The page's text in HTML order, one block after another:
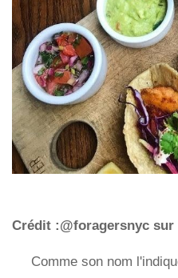
Crédit :@foragersnyc sur
Comme son nom